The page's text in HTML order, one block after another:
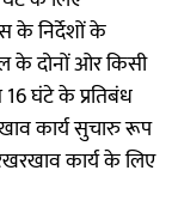
के निर्देशों के
के दोनों ओर किसी
घंटे के प्रतिबंध
कार्य सुचारु रूप
कार्य के लिए